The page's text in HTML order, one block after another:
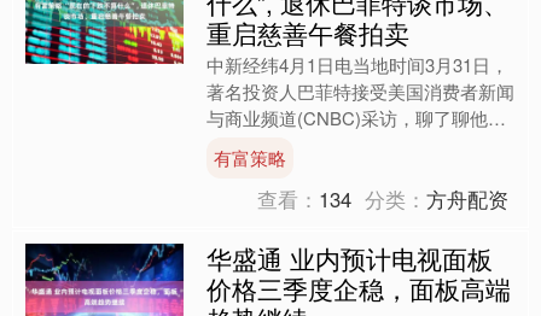
重启慈善午餐拍卖
中新经纬4月1日电当地时间3月31日，
著名投资人巴菲特接受美国消费者新闻
与商业频道(CNBC)采访，聊了聊他卸
任伯克希尔哈撒韦公司(以下简称伯克
希尔)CEO后的....
有富策略
查看： 134 分类：方舟配资
华盛通 业内预计电视面板
价格三季度企稳，面板高端